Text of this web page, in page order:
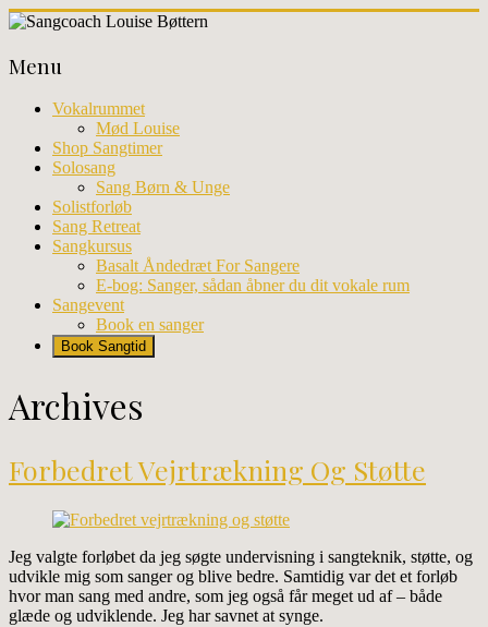
Skip
content
Louise
Bøttern
Professionel
sangundervisning
workhops
København
Menu
Vokalrummet
Mød Louise
Shop Sangtimer
Solosang
Sang Børn & Unge
Solistforløb
Sang Retreat
Sangkursus
Basalt Åndedræt For Sangere
E-bog: Sanger, sådan åbner du dit vokale rum
Sangevent
Book en sanger
Book Sangtid
Archives
Forbedret Vejrtrækning Og Støtte
Jeg valgte forløbet da jeg søgte undervisning i sangteknik, støtte, og
udvikle mig som sanger og blive bedre. Samtidig var det et forløb
hvor man sang med andre, som jeg også får meget ud af – både
glæde og udviklende. Jeg har savnet at synge.